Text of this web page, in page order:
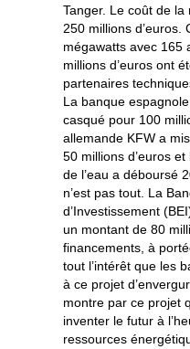
Tanger. Le coût de
250 millions
mégawatts avec 165
millions d’euros ont
partenaires
La banque
casqué pour 100
allemande KFW a
50 millions d’euros
de l’eau a déboursé
n’est pas tout. La
d’Investissement
un montant de 80
financements, à
tout l’intérêt que les
à ce projet
montre par ce projet
inventer le futur à
ressources